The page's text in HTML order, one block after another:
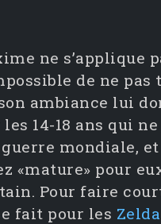
ne s’applique
de ne pas
ambiance lui
14-18 ans qui
guerre mondiale,
«mature» pour
Pour faire
fait pour les Zelda